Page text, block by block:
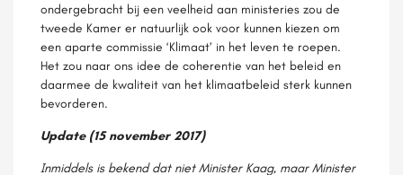
ondergebracht bij een veelheid aan ministeries zou de
tweede Kamer er natuurlijk ook voor kunnen kiezen om
een aparte commissie ‘Klimaat’ in het leven te roepen.
Het zou naar ons idee de coherentie van het beleid en
daarmee de kwaliteit van het klimaatbeleid sterk kunnen
bevorderen.
Update (15 november 2017)
Inmiddels is bekend dat niet Minister Kaag, maar Minister